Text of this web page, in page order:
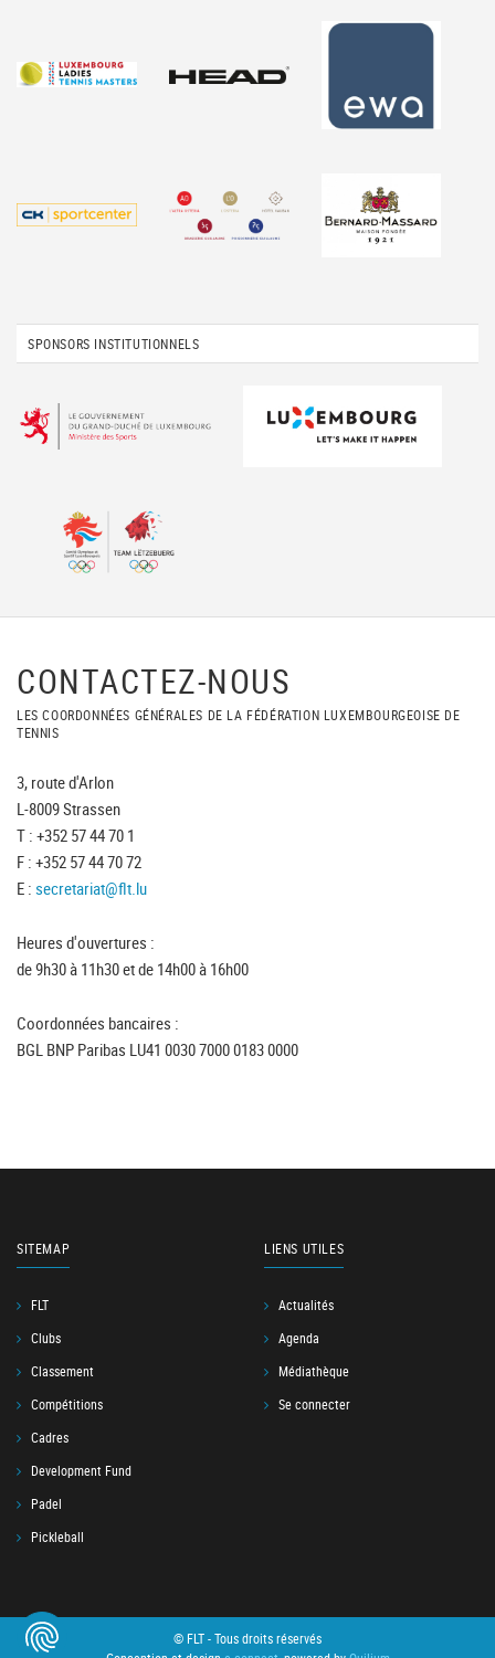
SPONSORS INSTITUTIONNELS
CONTACTEZ-NOUS
LES COORDONNÉES GÉNÉRALES DE LA FÉDÉRATION LUXEMBOURGEOISE DE
TENNIS
3, route d'Arlon
L-8009 Strassen
T : +352 57 44 70 1
F : +352 57 44 70 72
E : secretariat@flt.lu
Heures d'ouvertures :
de 9h30 à 11h30 et de 14h00 à 16h00
Coordonnées bancaires :
BGL BNP Paribas LU41 0030 7000 0183 0000
SITEMAP
FLT
Clubs
Classement
Compétitions
Cadres
Development Fund
Padel
Pickleball
LIENS UTILES
Actualités
Agenda
Médiathèque
Se connecter
© FLT - Tous droits réservés